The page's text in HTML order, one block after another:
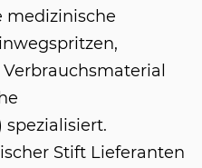
medizinische
Stift Lieferanten